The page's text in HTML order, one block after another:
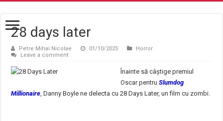
28 days later
Petre Mihai Nicolae 01/10/2025
Horror
Leave a comment
Înainte să câștige premiul
Oscar pentruSlumdog
Millionaire, Danny Boyle ne delecta cu 28 Days Later, un film cu zombi.